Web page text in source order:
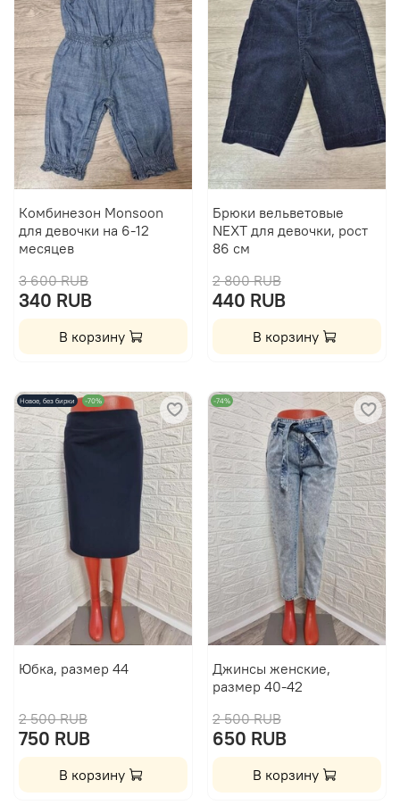
Комбинезон Monsoon
для девочки на 6-12
месяцев
3 600 RUB
340 RUB
В корзину
Брюки вельветовые
NEXT для девочки, рост
86 см
2 800 RUB
440 RUB
В корзину
Новое, без бирки -70%
Юбка, размер 44
2 500 RUB
750 RUB
В корзину
-74%
Джинсы женские,
размер 40-42
2 500 RUB
650 RUB
В корзину